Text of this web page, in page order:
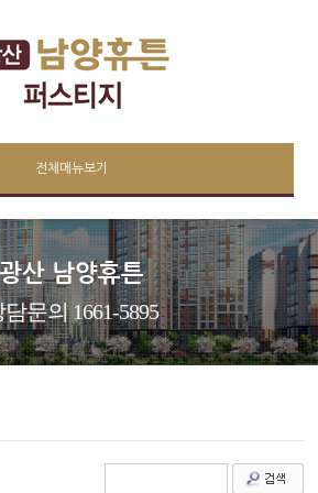
전체메뉴보기
광산 남양휴튼
문의 1661-5895